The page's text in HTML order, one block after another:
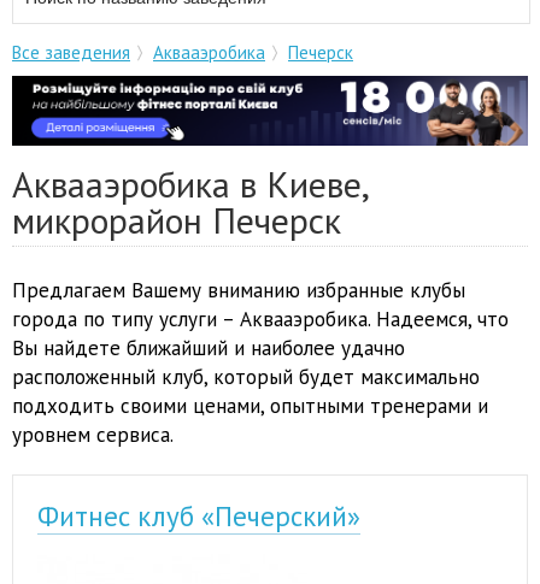
Все заведения Аквааэробика Печерск
Аквааэробика в Киеве,
микрорайон Печерск
Предлагаем Вашему вниманию избранные клубы
города по типу услуги – Аквааэробика. Надеемся, что
Вы найдете ближайший и наиболее удачно
расположенный клуб, который будет максимально
подходить своими ценами, опытными тренерами и
уровнем сервиса.
Фитнес клуб «Печерский»